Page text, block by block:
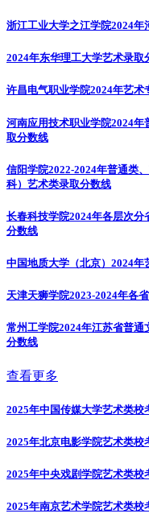
浙江工业大学之江学院2024年
2024年东华理工大学艺术录取
许昌电气职业学院2024年艺术
河南应用技术职业学院2024
取分数线
信阳学院2022-2024年普通类
科） 艺术类录取分数线
长春科技学院2024年各层次分
分数线
中国地质大学（北京）2024
天津天狮学院2023-2024年各
常州工学院2024年江苏省普
分数线
查看更多
2025年中国传媒大学艺术类校
2025年北京电影学院艺术类校
2025年中央戏剧学院艺术类校
2025年南京艺术学院艺术类校